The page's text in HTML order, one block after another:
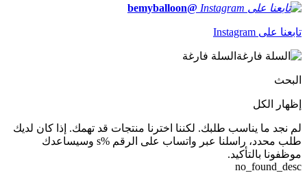
@bemyballoon
تابعنا على Instagram
السلة فارغة
البحث
إظهار الكل
لم نجد ما يناسب طلبك. لكننا اخترنا منتجات قد تهمك. إذا كان لديك
طلب محدد، راسلنا عبر واتساب على الرقم %s وسيساعدك
موظفونا بالتأكيد.
no_found_desc